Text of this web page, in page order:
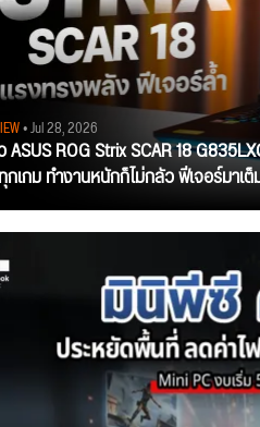
• Jul 28, 2026
ASUS ROG Strix SCAR 18
เกม ทำงานหนักก็ไม่กลัว ฟีเจอร์มาเ